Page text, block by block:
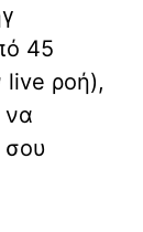
45
live ροή),
να
σου